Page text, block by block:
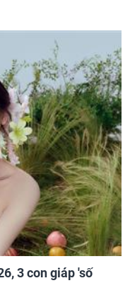
3 con giáp 'số